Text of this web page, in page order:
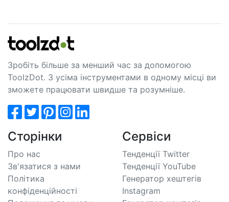
Зробіть більше за менший час за допомогою
ToolzDot. З усіма інструментами в одному місці ви
зможете працювати швидше та розумніше.
Сторінки
Про нас
Зв'язатися з нами
Політика
конфіденційності
Сервіси
Тенденції Twitter
Тенденції YouTube
Генератор хештегів
Instagram